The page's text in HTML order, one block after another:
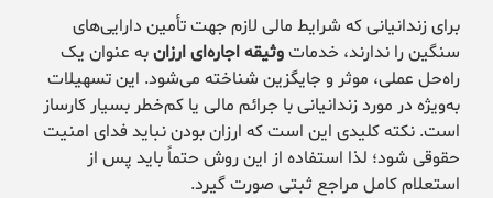
برای زندانیانی که شرایط مالی لازم جهت تأمین دارایی‌های
سنگین را ندارند، خدماتوثیقه اجاره‌ای ارزانبه عنوان یک
راه‌حل عملی، موثر و جایگزین شناخته می‌شود. این تسهیلات
به‌ویژه در مورد زندانیانی با جرائم مالی یا کم‌خطر بسیار کارساز
است. نکته کلیدی این است که ارزان بودن نباید فدای امنیت
حقوقی شود؛ لذا استفاده از این روش حتماً باید پس از
استعلام کامل مراجع ثبتی صورت گیرد.